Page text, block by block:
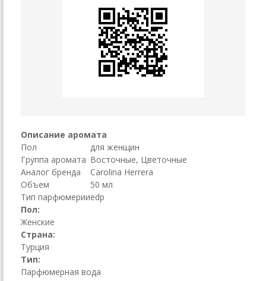
Описание аромата
Пол
для женщин
Группа аромата Восточные, Цветочные
Аналог бренда
Carolina Herrera
Объем
50 мл
Тип парфюмерииedp
Пол:
Женские
Страна:
Турция
Тип:
Парфюмерная вода